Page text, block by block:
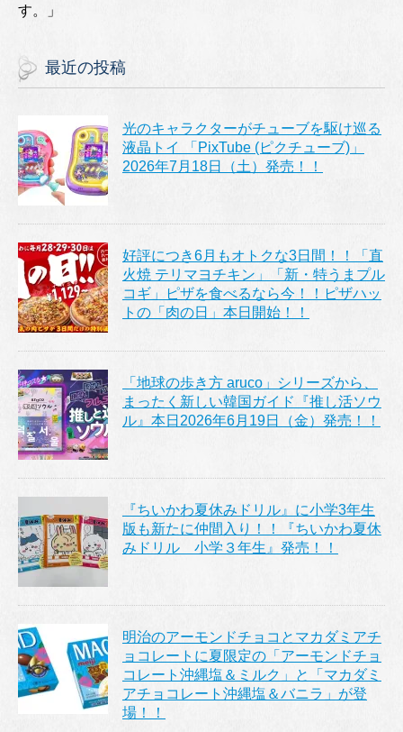
す。」
最近の投稿
光のキャラクターがチューブを駆け巡る
液晶トイ 「PixTube (ピクチューブ)」
2026年7月18日（土）発売！！
好評につき6月もオトクな3日間！！「直
火焼 テリマヨチキン」「新・特うまプル
コギ」ピザを食べるなら今！！ピザハッ
トの「肉の日」本日開始！！
「地球の歩き方 aruco」シリーズから、
まったく新しい韓国ガイド『推し活ソウ
ル』本日2026年6月19日（金）発売！！
『ちいかわ夏休みドリル』に小学3年生
版も新たに仲間入り！！『ちいかわ夏休
みドリル 小学３年生』発売！！
明治のアーモンドチョコとマカダミアチ
ョコレートに夏限定の「アーモンドチョ
コレート沖縄塩＆ミルク」と「マカダミ
アチョコレート沖縄塩＆バニラ」が登
場！！